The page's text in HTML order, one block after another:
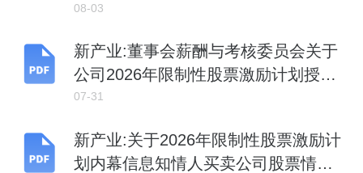
08-03
新产业:董事会薪酬与考核委员会关于
公司2026年限制性股票激励计划授予
激励对象名单的审核意见及公示情况
07-31
新产业:关于2026年限制性股票激励计
划内幕信息知情人买卖公司股票情况